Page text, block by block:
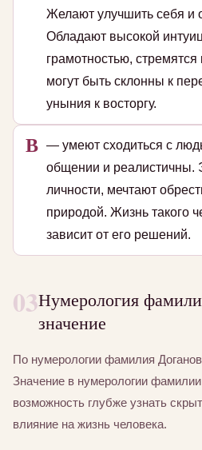
Желают улучшить себя и
Обладают высокой
грамотностью,
могут быть склонны к
уныния к восторгу.
В — умеют сходиться с
общении и реалистичны.
личности, мечтают
природой. Жизнь такого
зависит от его решений.
03Нумерология
значение
По нумерологии фамилия
Значение в нумерологии
возможность глубже узнать
влияние на жизнь человека.